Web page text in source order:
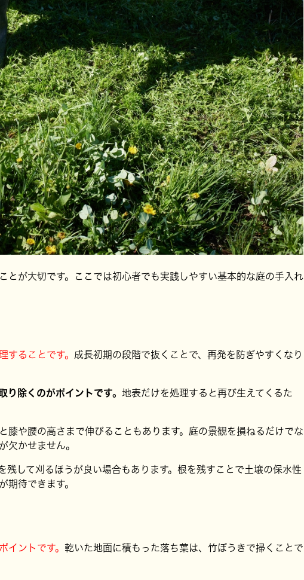
とが大切です。ここでは初心者でも実践しやすい基本的な庭の手入れ
することです。 成長初期の段階で抜くことで、再発を防ぎやすくなり
り除くのがポイントです。 地表だけを処理すると再び生えてくるた
膝や腰の高さまで伸びることもあります。庭の景観を損ねるだけでな
欠かせません。
して刈るほうが良い場合もあります。根を残すことで土壌の保水性
期待できます。
イントです。 乾いた地面に積もった落ち葉は、竹ぼうきで掃くことで